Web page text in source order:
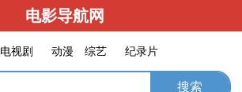
电影导航网
电视剧 动漫 综艺 纪录片